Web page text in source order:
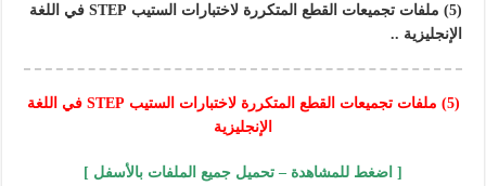
(5) ملفات تجميعات القطع المتكررة لاختبارات الستيب STEP في اللغة
الإنجليزية ..
(5) ملفات تجميعات القطع المتكررة لاختبارات الستيب STEP في اللغة
الإنجليزية
[ اضغط للمشاهدة – تحميل جميع الملفات بالأسفل ]